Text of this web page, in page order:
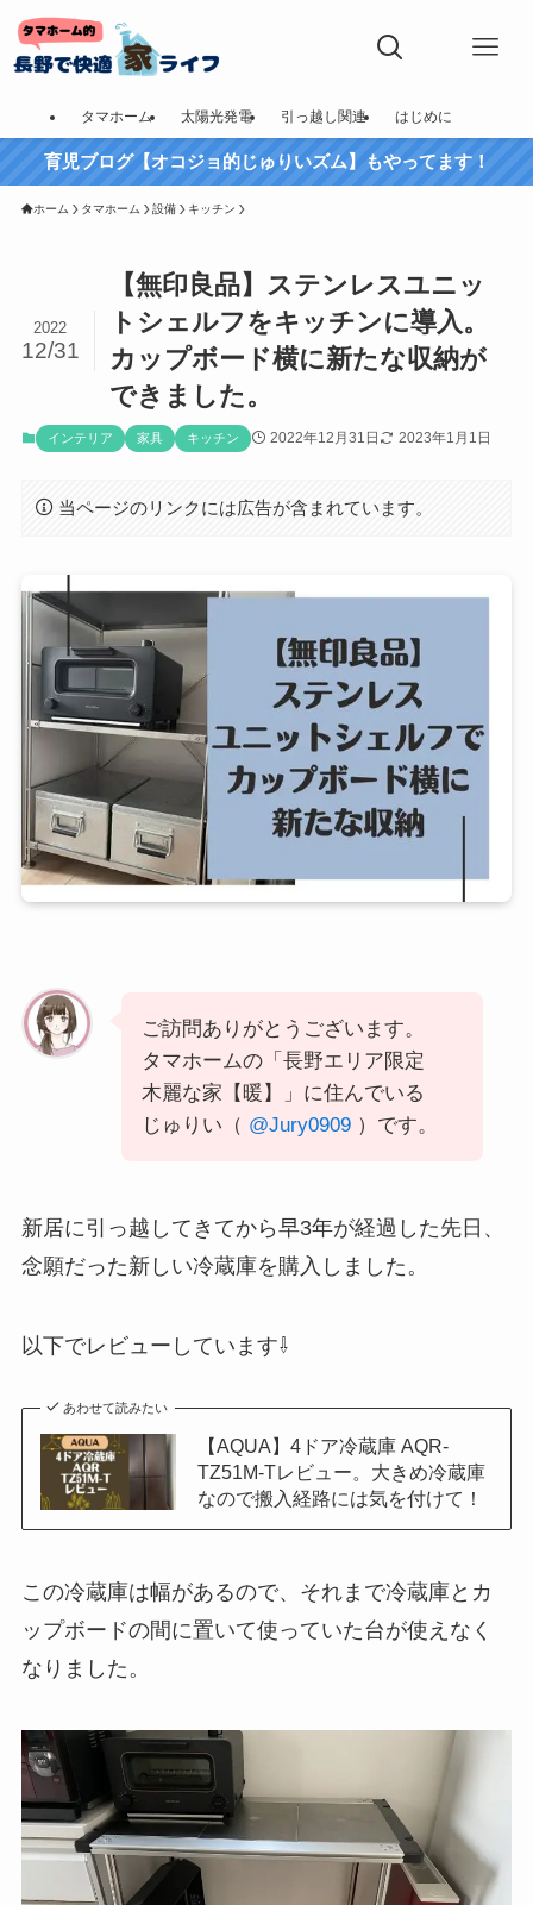
タマホーム 太陽光発電 引っ越し関連 はじめに
育児ブログ【オコジョ的じゅりいズム】もやってます！
ホーム タマホーム 設備 キッチン
【無印良品】ステンレスユニッ
トシェルフをキッチンに導入。
カップボード横に新たな収納が
できました。
2022
12/31
インテリア 家具 キッチン 2022年12月31日 2023年1月1日
当ページのリンクには広告が含まれています。
ご訪問ありがとうございます。
タマホームの「長野エリア限定
木麗な家【暖】」に住んでいる
じゅりい（ @Jury0909）です。
新居に引っ越してきてから早3年が経過した先日、
念願だった新しい冷蔵庫を購入しました。
以下でレビューしています⇩
あわせて読みたい
【AQUA】4ドア冷蔵庫 AQR-
TZ51M-Tレビュー。大きめ冷蔵庫
なので搬入経路には気を付けて！
この冷蔵庫は幅があるので、それまで冷蔵庫とカ
ップボードの間に置いて使っていた台が使えなく
なりました。